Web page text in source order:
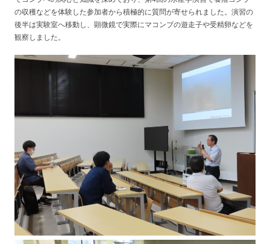
の収穫などを体験した参加者から積極的に質問が寄せられました。演習の
後半は実験室へ移動し、顕微鏡で実際にマコンブの遊走子や受精卵などを
観察しました。